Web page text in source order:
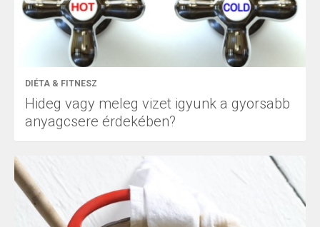
DIÉTA & FITNESZ
Hideg vagy meleg vizet igyunk a gyorsabb
anyagcsere érdekében?